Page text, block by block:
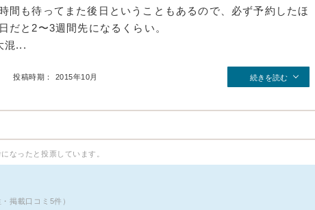
間も待ってまた後日ということもあるので、必ず予約したほ
だと2〜3週間先になるくらい。
混...
投稿時期： 2015年10月 続きを読む
なったと投票しています。
掲載口コミ5件）